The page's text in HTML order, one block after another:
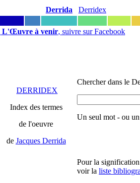
Derrida Derridex
L'Œuvre à venir, suivre sur Facebook
DERRIDEX
Index des termes
de l'oeuvre
de Jacques Derrida
Chercher dans le
Un seul mot - ou
Pour la
voir la liste